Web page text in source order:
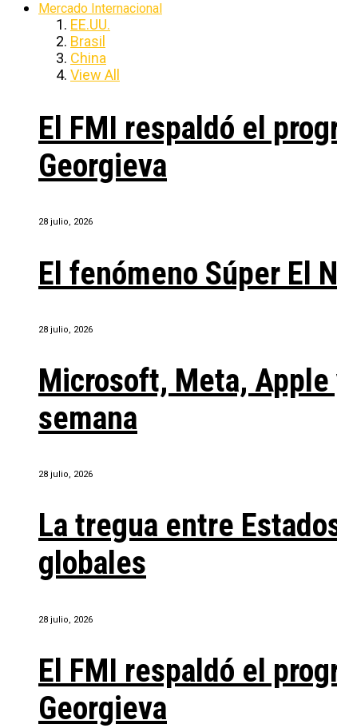
Mercado Internacional
EE.UU.
Brasil
China
View All
El FMI respaldó el
Georgieva
28 julio, 2026
El fenómeno Súper El
28 julio, 2026
Microsoft, Meta, Apple
semana
28 julio, 2026
La tregua entre
globales
28 julio, 2026
El FMI respaldó el
Georgieva